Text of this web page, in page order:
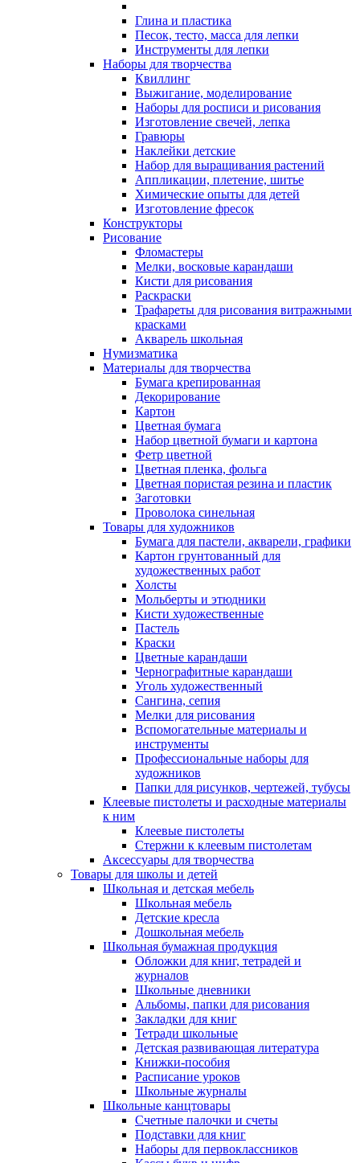
Глина и пластика
Песок, тесто, масса для лепки
Инструменты для лепки
Наборы для творчества
Квиллинг
Выжигание, моделирование
Наборы для росписи и рисования
Изготовление свечей, лепка
Гравюры
Наклейки детские
Набор для выращивания растений
Аппликации, плетение, шитье
Химические опыты для детей
Изготовление фресок
Конструкторы
Рисование
Фломастеры
Мелки, восковые карандаши
Кисти для рисования
Раскраски
Трафареты для рисования витражными
красками
Акварель школьная
Нумизматика
Материалы для творчества
Бумага крепированная
Декорирование
Картон
Цветная бумага
Набор цветной бумаги и картона
Фетр цветной
Цветная пленка, фольга
Цветная пористая резина и пластик
Заготовки
Проволока синельная
Товары для художников
Бумага для пастели, акварели, графики
Картон грунтованный для
художественных работ
Холсты
Мольберты и этюдники
Кисти художественные
Пастель
Краски
Цветные карандаши
Чернографитные карандаши
Уголь художественный
Сангина, сепия
Мелки для рисования
Вспомогательные материалы и
инструменты
Профессиональные наборы для
художников
Папки для рисунков, чертежей, тубусы
Клеевые пистолеты и расходные материалы
к ним
Клеевые пистолеты
Стержни к клеевым пистолетам
Аксессуары для творчества
Товары для школы и детей
Школьная и детская мебель
Школьная мебель
Детские кресла
Дошкольная мебель
Школьная бумажная продукция
Обложки для книг, тетрадей и
журналов
Школьные дневники
Альбомы, папки для рисования
Закладки для книг
Тетради школьные
Детская развивающая литература
Книжки-пособия
Расписание уроков
Школьные журналы
Школьные канцтовары
Счетные палочки и счеты
Подставки для книг
Наборы для первоклассников